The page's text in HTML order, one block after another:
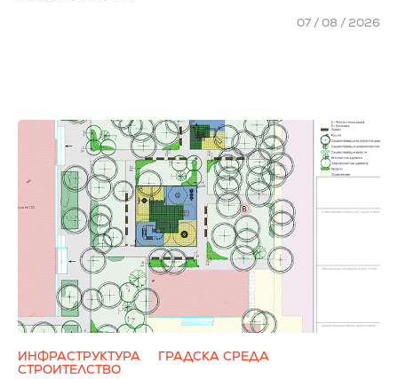
07 / 08 / 2026
ИНФРАСТРУКТУРА
ГРАДСКА СРЕДА
СТРОИТЕЛСТВО